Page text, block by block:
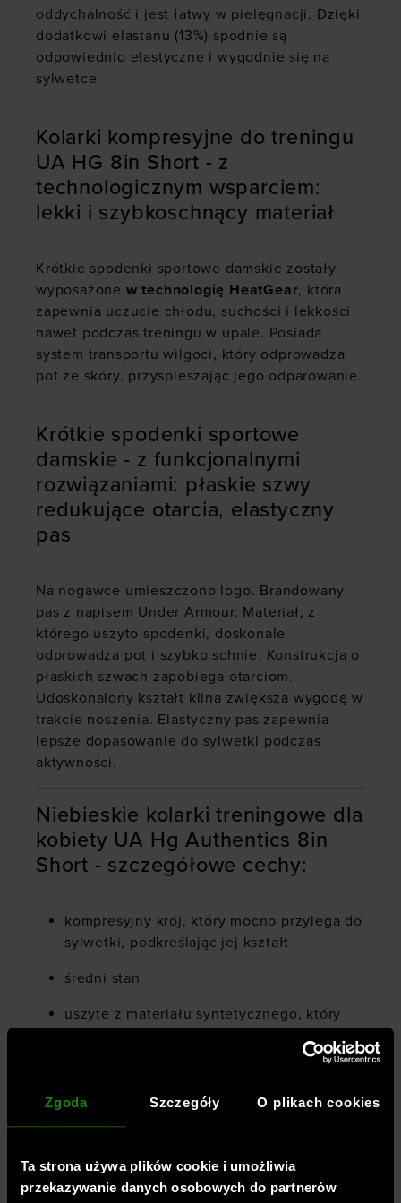
Zgoda Szczegóły O plikach cookies
Ta strona używa plików cookie i umożliwia
przekazywanie danych osobowych do partnerów
oddychalność i jest łatwy w pielęgnacji. Dzięki
dodatkowi elastanu (13%) spodnie są
odpowiednio elastyczne i wygodnie się na
sylwetce.
Kolarki kompresyjne do treningu
UA HG 8in Short - z
technologicznym wsparciem:
lekki i szybkoschnący materiał
Krótkie spodenki sportowe damskie zostały
wyposażone w technologię HeatGear, która
zapewnia uczucie chłodu, suchości i lekkości
nawet podczas treningu w upale. Posiada
system transportu wilgoci, który odprowadza
pot ze skóry, przyspieszając jego odparowanie.
Krótkie spodenki sportowe
damskie - z funkcjonalnymi
rozwiązaniami: płaskie szwy
redukujące otarcia, elastyczny
pas
Na nogawce umieszczono logo. Brandowany
pas z napisem Under Armour. Materiał, z
którego uszyto spodenki, doskonale
odprowadza pot i szybko schnie. Konstrukcja o
płaskich szwach zapobiega otarciom.
Udoskonalony kształt klina zwiększa wygodę w
trakcie noszenia. Elastyczny pas zapewnia
lepsze dopasowanie do sylwetki podczas
aktywności.
Niebieskie kolarki treningowe dla
kobiety UA Hg Authentics 8in
Short - szczegółowe cechy:
kompresyjny krój, który mocno przylega do
sylwetki, podkreślając jej kształt
średni stan
uszyte z materiału syntetycznego, który
elastyczny materiał z dodatkiem elastanu
logo na nogawce